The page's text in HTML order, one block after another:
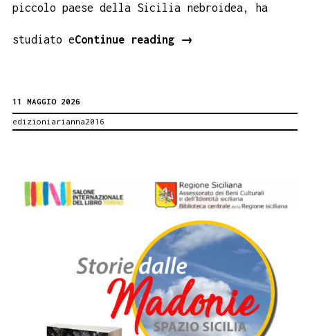
piccolo paese della Sicilia nebroidea, ha
studiato eContinue reading
La
libro
di
Torino
→
11 MAGGIO 2026
edizioniarianna2016